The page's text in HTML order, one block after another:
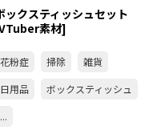
ックスティッシュセット
素材]
花粉症 掃除
雑貨
日用品
ボックスティッシュ
...